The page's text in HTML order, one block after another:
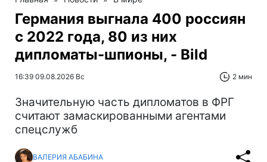
Германия выгнала 400 россиян
с 2022 года, 80 из них
дипломаты-шпионы, - Bild
16:39 09.08.2026 Вс 2 мин
Значительную часть дипломатов в ФРГ
считают замаскированными агентами
спецслужб
ВАЛЕРИЯ АБАБИНА